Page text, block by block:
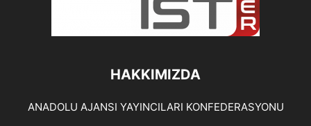
HAKKIMIZDA
ANADOLU AJANSI YAYINCILARI KONFEDERASYONU